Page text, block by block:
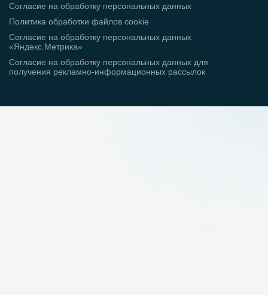
Согласие на обработку персональных данных
Политика обработки файлов cookie
Согласие на обработку персональных данных
«Яндекс.Метрика»
Согласие на обработку персональных данных для
получения рекламно-информационных рассылок